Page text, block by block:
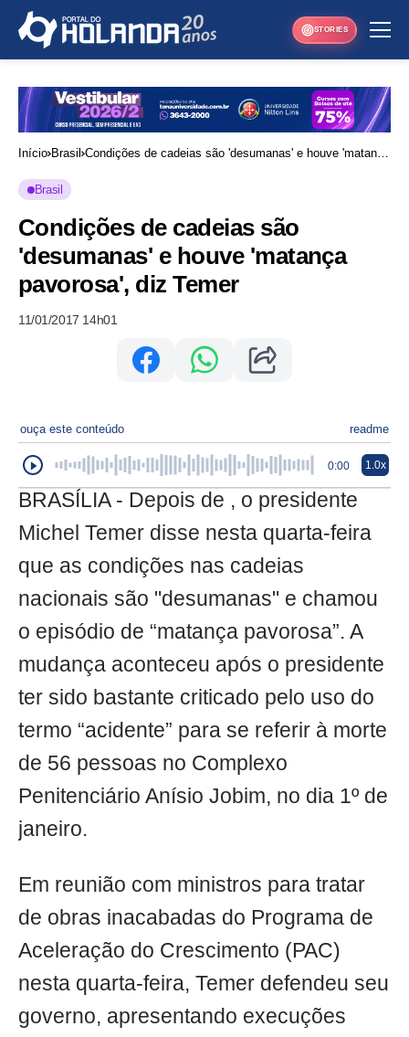
STORIES
Início Brasil Condições de cadeias são 'desumanas' e houve 'matança
Brasil
Condições de cadeias são
'desumanas' e houve 'matança
pavorosa', diz Temer
11/01/2017 14h01
ouça este conteúdo readme
0:00 1.0x
BRASÍLIA - Depois de , o presidente
Michel Temer disse nesta quarta-feira
que as condições nas cadeias
nacionais são "desumanas" e chamou
o episódio de “matança pavorosa”. A
mudança aconteceu após o presidente
ter sido bastante criticado pelo uso do
termo “acidente” para se referir à morte
de 56 pessoas no Complexo
Penitenciário Anísio Jobim, no dia 1º de
janeiro.
Em reunião com ministros para tratar
de obras inacabadas do Programa de
Aceleração do Crescimento (PAC)
nesta quarta-feira, Temer defendeu seu
governo, apresentando execuções